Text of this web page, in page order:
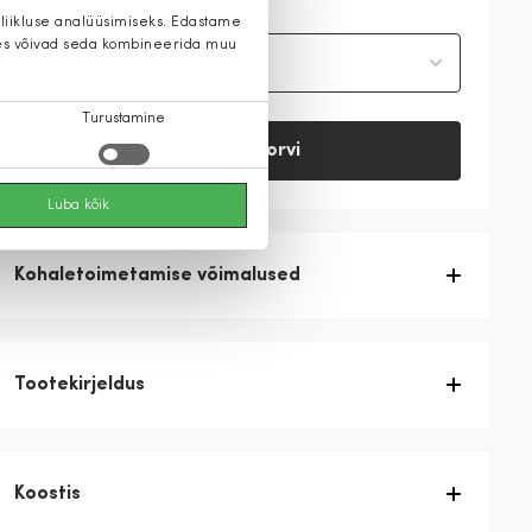
analüüsimiseks. Edastame
võivad seda kombineerida muu
Turustamine
Luba kõik
Lisa ostukorvi
Kohaletoimetamise võimalused
Tootekirjeldus
Koostis